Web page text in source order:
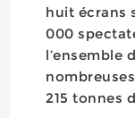
huit écrans
000
l’ensemble
215 tonnes